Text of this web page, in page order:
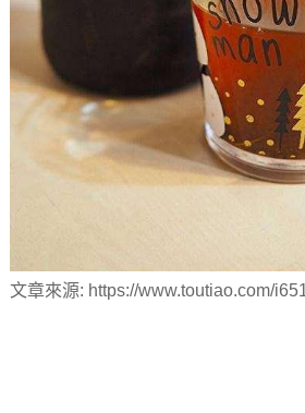
文章來源: https://www.toutiao.com/